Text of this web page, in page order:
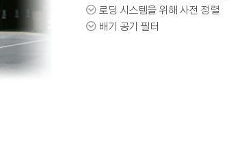
로딩 시스템을 위해 사전 정렬
배기 공기 필터